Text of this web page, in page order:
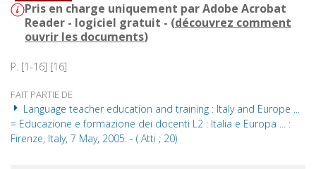
Pris en charge uniquement par Adobe Acrobat
Reader - logiciel gratuit - (découvrez comment
ouvrir les documents)
P. [1-16] [16]
FAIT PARTIE DE
Language teacher education and training : Italy and Europe ...
= Educazione e formazione dei docenti L2 : Italia e Europa ... :
Firenze, Italy, 7 May, 2005. - ( Atti ; 20)